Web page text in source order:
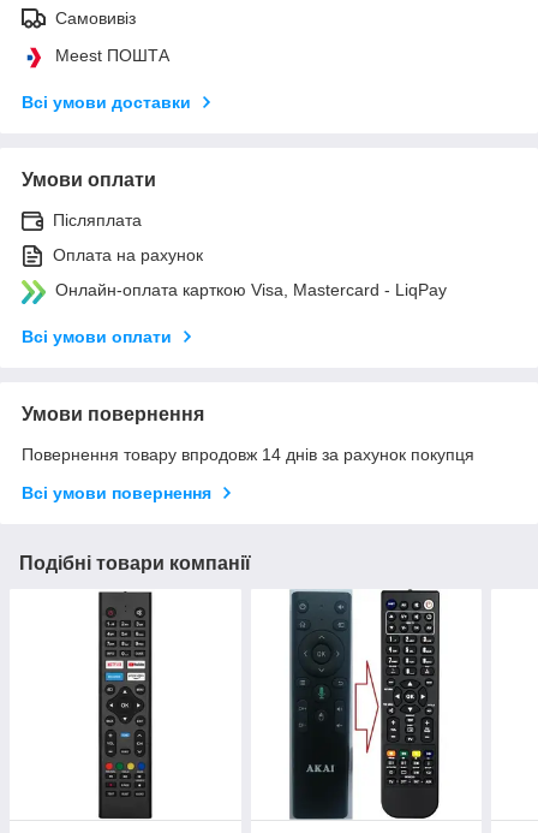
Самовивіз
Meest ПОШТА
Всі умови доставки
Умови оплати
Післяплата
Оплата на рахунок
Онлайн-оплата карткою Visa, Mastercard - LiqPay
Всі умови оплати
Умови повернення
Повернення товару впродовж 14 днів за рахунок покупця
Всі умови повернення
Подібні товари компанії